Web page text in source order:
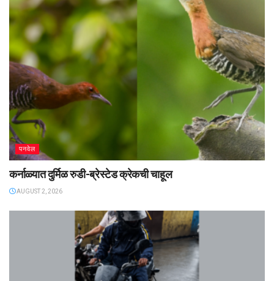
पनवेल
कर्नाळ्यात दुर्मिळ रुडी-ब्रेस्टेड क्रेकची चाहूल
AUGUST 2, 2026